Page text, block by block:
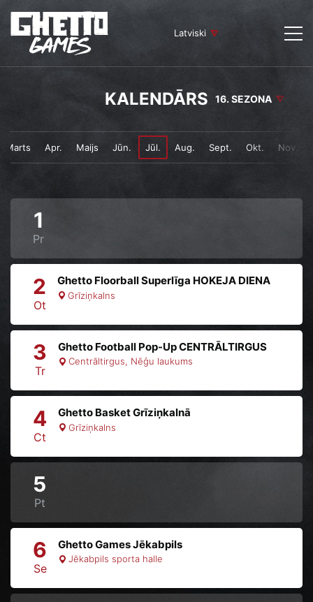
Latviski
KALENDĀRS 16. SEZONA
Marts Apr. Maijs Jūn. Jūl. Aug. Sept. Okt. Nov.
1
Pr
2
Ot
Ghetto Floorball Superlīga HOKEJA DIENA
Grīziņkalns
3
Tr
Ghetto Football Pop-Up CENTRĀLTIRGUS
Centrāltirgus, Nēģu laukums
4
Ct
Ghetto Basket Grīziņkalnā
Grīziņkalns
5
Pt
6
Se
Ghetto Games Jēkabpils
Jēkabpils sporta halle